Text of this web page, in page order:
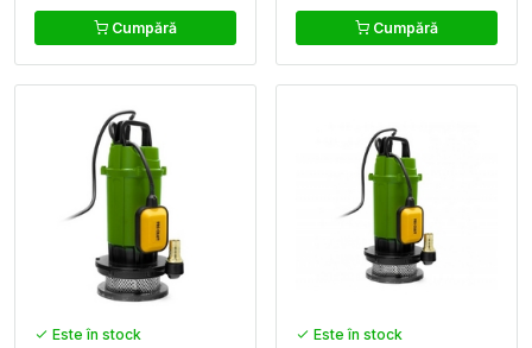
Cumpără Cumpără
Este în stock Este în stock